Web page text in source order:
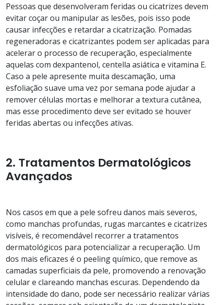
Pessoas que desenvolveram feridas ou cicatrizes devem
evitar coçar ou manipular as lesões, pois isso pode
causar infecções e retardar a cicatrização. Pomadas
regeneradoras e cicatrizantes podem ser aplicadas para
acelerar o processo de recuperação, especialmente
aquelas com dexpantenol, centella asiática e vitamina E.
Caso a pele apresente muita descamação, uma
esfoliação suave uma vez por semana pode ajudar a
remover células mortas e melhorar a textura cutânea,
mas esse procedimento deve ser evitado se houver
feridas abertas ou infecções ativas.
2. Tratamentos Dermatológicos
Avançados
Nos casos em que a pele sofreu danos mais severos,
como manchas profundas, rugas marcantes e cicatrizes
visíveis, é recomendável recorrer a tratamentos
dermatológicos para potencializar a recuperação. Um
dos mais eficazes é o peeling químico, que remove as
camadas superficiais da pele, promovendo a renovação
celular e clareando manchas escuras. Dependendo da
intensidade do dano, pode ser necessário realizar várias